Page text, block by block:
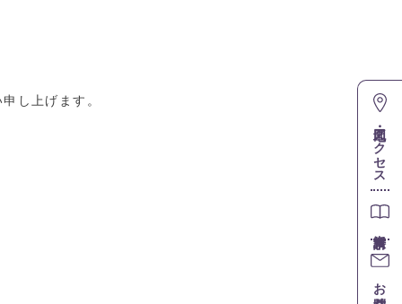
し上げます。
地図・アクセス
お問合せ